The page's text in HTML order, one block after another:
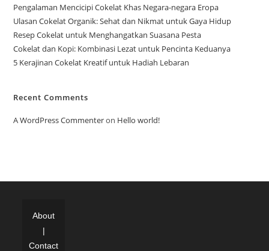
Pengalaman Mencicipi Cokelat Khas Negara-negara Eropa
Ulasan Cokelat Organik: Sehat dan Nikmat untuk Gaya Hidup
Resep Cokelat untuk Menghangatkan Suasana Pesta
Cokelat dan Kopi: Kombinasi Lezat untuk Pencinta Keduanya
5 Kerajinan Cokelat Kreatif untuk Hadiah Lebaran
Recent Comments
A WordPress Commenteron Hello world!
About
|
Contact